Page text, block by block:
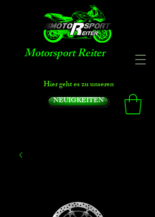
Motorsport Reiter
Hier geht es zu unseren
NEUIGKEITEN